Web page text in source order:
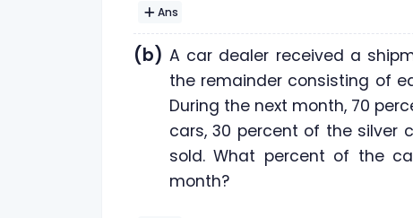
Ans
(b) A car dealer received a
the remainder consisting of
During the next month, 70
cars, 30 percent of the silver
sold. What percent of the
month?